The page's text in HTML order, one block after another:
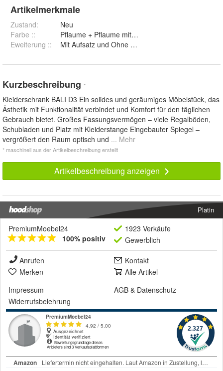
Artikelmerkmale
Zustand:
Neu
Farbe ::
Eweiterung :: Mit Aufsatz und Ohne Aufsatz
Kurzbeschreibung *
Kleiderschrank BALI D3 Ein solides und geräumiges Möbelstück, das
Ästhetik mit Funktionalität verbindet und Komfort für den täglichen
Gebrauch bietet. Großes Fassungsvermögen – viele Regalböden,
Schubladen und Platz mit Kleiderstange Eingebauter Spiegel –
vergrößert den Raum optisch und ... Mehr
* maschinell aus der Artikelbeschreibung erstellt
Artikelbeschreibung anzeigen
Platin
PremiumMoebel24
100% positiv
1923 Verkäufe
Gewerblich
Anrufen
Kontakt
Merken
Alle Artikel
Impressum
AGB & Datenschutz
Widerrufsbelehrung